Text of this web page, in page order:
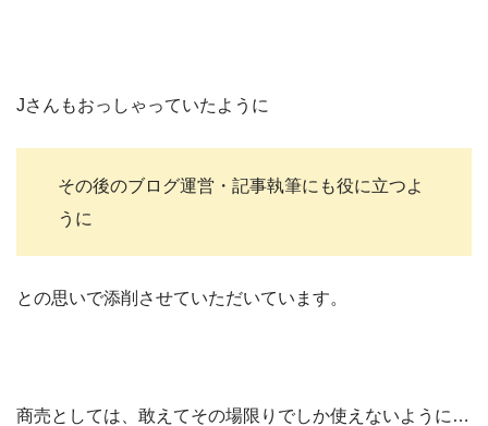
Jさんもおっしゃっていたように
その後のブログ運営・記事執筆にも役に立つよ
うに
との思いで添削させていただいています。
商売としては、敢えてその場限りでしか使えないように…